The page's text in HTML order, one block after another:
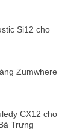
Si12 cho
Zumwhere
CX12 cho
Trưng